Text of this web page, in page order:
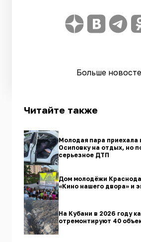
Больше
Читайте также
Молодая пара приехала
Осиповку на отдых, но
серьезное ДТП
Дом молодёжи
«Кино нашего двора» и
На Кубани в 2026 году
отремонтируют 40